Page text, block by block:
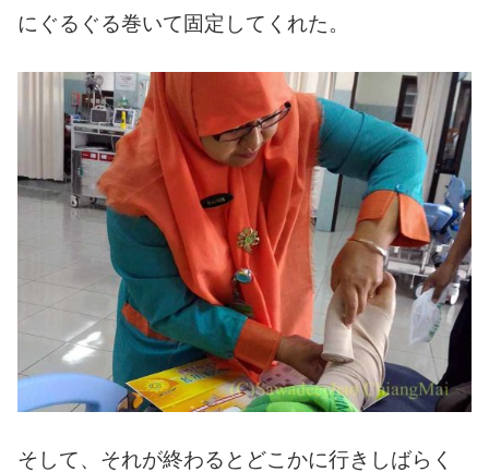
にぐるぐる巻いて固定してくれた。
そして、それが終わるとどこかに行きしばらく